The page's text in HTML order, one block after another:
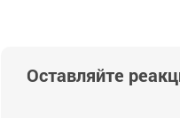
Оставляйте